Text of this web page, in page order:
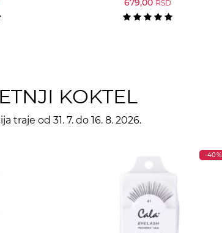
679,00 RSD
KOKTEL
traje od 31. 7. do 16. 8. 2026.
-40%